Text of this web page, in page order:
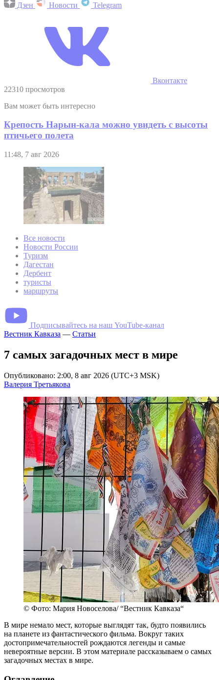
Дзен Новости Telegram
Вконтакте
22310 просмотров
Вам может быть интересно
Крепость Нарын-кала можно увидеть с высоты
птичьего полета
11:48, 7 авг 2026
Все новости
Новости России
Туризм
Дагестан
Дербент
туристы
маршруты
Подписывайтесь на наш YouTube-канал
Вестник Кавказа — Статьи
7 самых загадочных мест в мире
Опубликовано: 2:00, 8 авг 2026 (UTC+3 MSK)
Валерия Третьякова
© Фото: Мария Новоселова/ “Вестник Кавказа“
В мире немало мест, которые выглядят так, будто появились
на планете из фантастического фильма. Вокруг таких
достопримечательностей рождаются легенды и самые
невероятные версии. В этом материале рассказываем о самых
загадочных местах в мире.